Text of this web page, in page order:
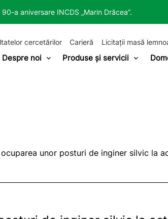
a aniversare INCDS „Marin Drăcea”.
cercetărilor Carieră Licitații masă
Despre noi Produse și servicii
unor posturi de inginer silvic la